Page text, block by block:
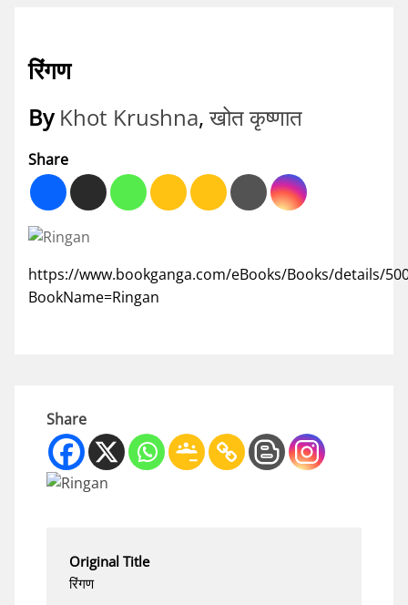
रिंगण
By Khot Krushna,खोत कृष्णात
Share
https://www.bookganga.com/eBooks/Books/details/
BookName=Ringan
Share
Original Title
रिंगण